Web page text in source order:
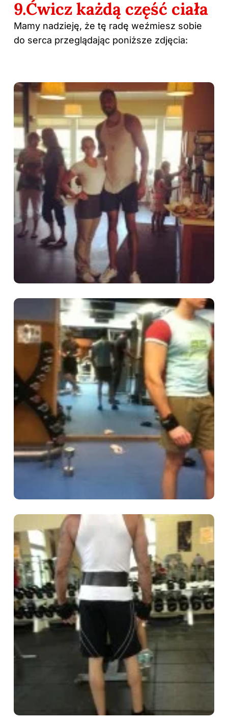
9.Ćwicz każdą część ciała
Mamy nadzieję, że tę radę weźmiesz sobie
do serca przeglądając poniższe zdjęcia: